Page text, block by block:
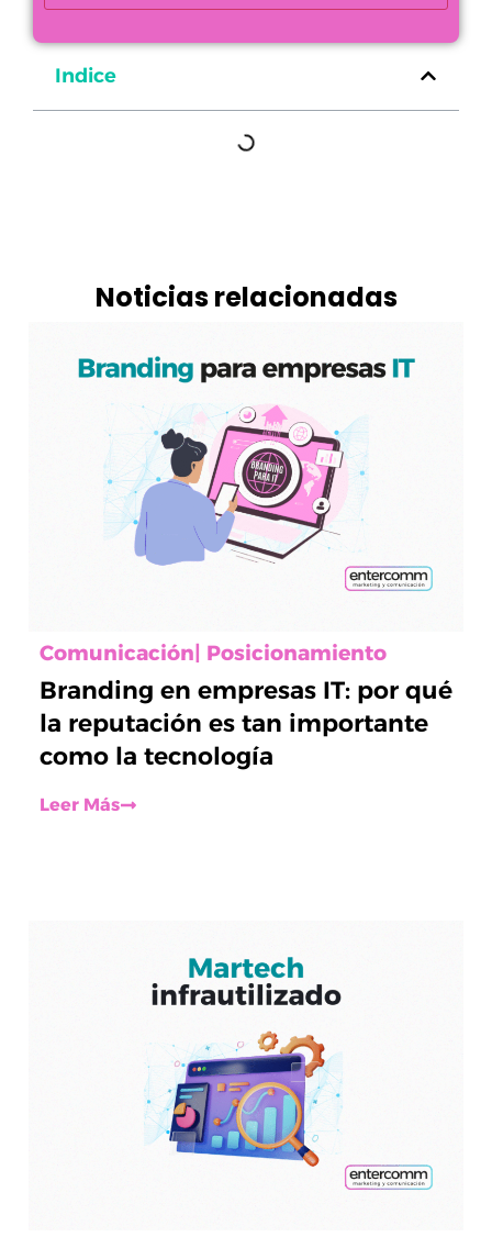
Indice
Noticias relacionadas
Comunicación Posicionamiento
Branding en empresas IT: por qué
la reputación es tan importante
como la tecnología
Leer Más